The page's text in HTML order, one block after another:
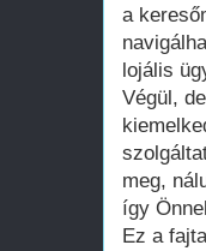
a
lojális
Végül,
meg,
így
Ez a